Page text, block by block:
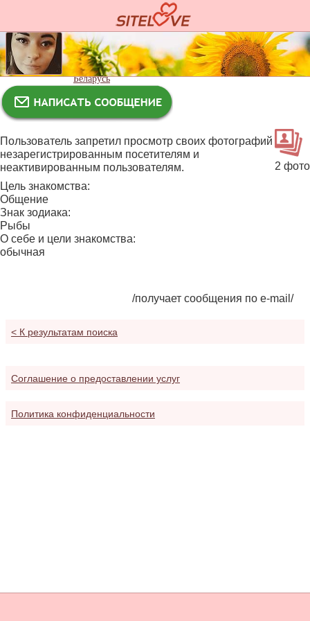
Нина
30 лет
Минск
Беларусь
2 фото
Пользователь запретил просмотр своих фотографий
незарегистрированным посетителям и
неактивированным пользователям.
Цель знакомства:
Общение
Знак зодиака:
Рыбы
О себе и цели знакомства:
обычная
/получает сообщения по e-mail/
< К результатам поиска
Соглашение о предоставлении услуг
Политика конфиденциальности